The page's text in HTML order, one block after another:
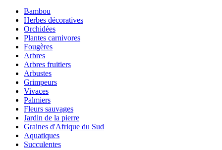
Bambou
Herbes décoratives
Orchidées
Plantes carnivores
Fougères
Arbres
Arbres fruitiers
Arbustes
Grimpeurs
Vivaces
Palmiers
Fleurs sauvages
Jardin de la pierre
Graines d'Afrique du Sud
Aquatiques
Succulentes